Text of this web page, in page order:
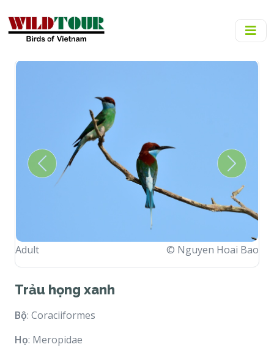
Adult © Nguyen Hoai Bao
Previous Next
Trảu họng xanh
Bộ: Coraciiformes
Họ: Meropidae